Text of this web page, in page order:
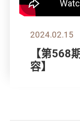
2024.02.15
【第568
容】